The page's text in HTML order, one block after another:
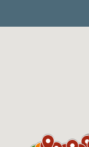
că pune mai mult
animalelor și